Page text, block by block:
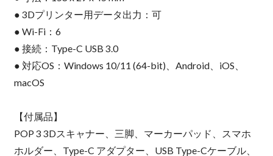
● 3Dプリンター用データ出力：可
● Wi-Fi：6
● 接続：Type-C USB 3.0
● 対応OS：Windows 10/11 (64-bit)、Android、iOS、
macOS
【付属品】
POP 3 3Dスキャナー、三脚、マーカーパッド、スマホ
ホルダー、Type-C アダプター、USB Type-Cケーブル、